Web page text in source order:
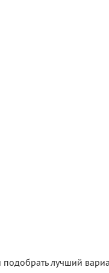
подобрать лучший